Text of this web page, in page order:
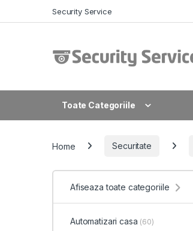
Security Service
Toate Categoriile
Home Securitate
Afiseaza toate categoriile
Automatizari casa (60)